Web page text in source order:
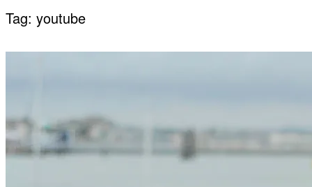
Tag: youtube